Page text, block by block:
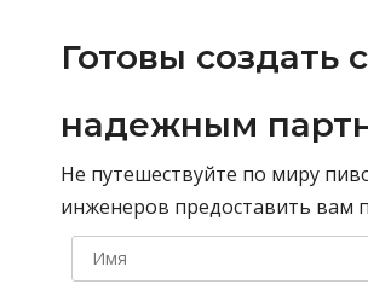
Готовы создать
надежным
Не путешествуйте по миру
инженеров предоставить вам